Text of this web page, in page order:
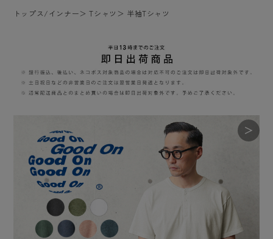
トップス/インナー＞Tシャツ ＞ 半袖Tシャツ
＞